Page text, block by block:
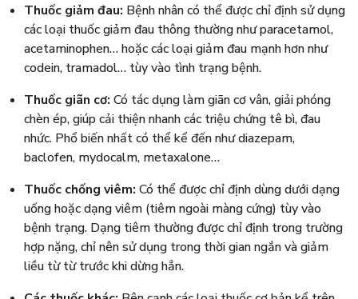
Thuốc giảm đau: Bệnh nhân có thể được chỉ định sử dụng
các loại thuốc giảm đau thông thường như paracetamol,
acetaminophen… hoặc các loại giảm đau mạnh hơn như
codein, tramadol… tùy vào tình trạng bệnh.
Thuốc giãn cơ: Có tác dụng làm giãn cơ vân, giải phóng
chèn ép, giúp cải thiện nhanh các triệu chứng tê bì, đau
nhức. Phổ biến nhất có thể kể đến như diazepam,
baclofen, mydocalm, metaxalone…
Thuốc chống viêm: Có thể được chỉ định dùng dưới dạng
uống hoặc dạng viêm (tiêm ngoài màng cứng) tùy vào
bệnh trạng. Dạng tiêm thường được chỉ định trong trường
hợp nặng, chỉ nên sử dụng trong thời gian ngắn và giảm
liều từ từ trước khi dừng hẳn.